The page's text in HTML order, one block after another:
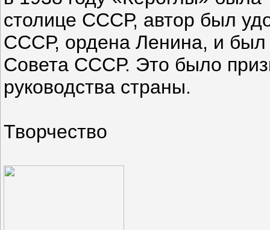
столице СССР, автор был
СССР, ордена Ленина, и был
Совета СССР. Это было
руководства страны.
Творчество